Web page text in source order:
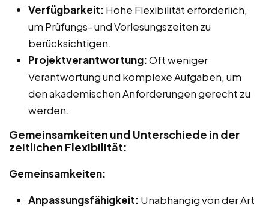
Verfügbarkeit: Hohe Flexibilität erforderlich,
um Prüfungs- und Vorlesungszeiten zu
berücksichtigen.
Projektverantwortung:Oft weniger
Verantwortung und komplexe Aufgaben, um
den akademischen Anforderungen gerecht zu
werden.
Gemeinsamkeiten und Unterschiede in der
zeitlichen Flexibilität:
Gemeinsamkeiten:
Anpassungsfähigkeit: Unabhängig von der Art